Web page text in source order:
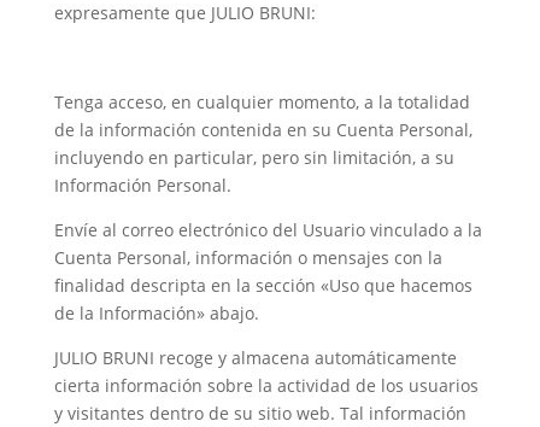
expresamente que JULIO BRUNI:
Tenga acceso, en cualquier momento, a la totalidad
de la información contenida en su Cuenta Personal,
incluyendo en particular, pero sin limitación, a su
Información Personal.
Envíe al correo electrónico del Usuario vinculado a la
Cuenta Personal, información o mensajes con la
finalidad descripta en la sección «Uso que hacemos
de la Información» abajo.
JULIO BRUNI recoge y almacena automáticamente
cierta información sobre la actividad de los usuarios
y visitantes dentro de su sitio web. Tal información